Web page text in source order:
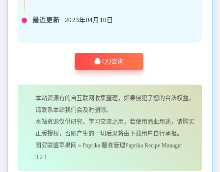
最近更新 2023年04月10日
QQ咨询
本站资源有的自互联网收集整理，如果侵犯了您的合法权益，
请联系本站我们会及时删除。
本站资源仅供研究、学习交流之用，若使用商业用途，请购买
正版授权，否则产生的一切后果将由下载用户自行承担。
图穷联盟苹果网 » Paprika 膳食管理Paprika Recipe Manager
3.2.1